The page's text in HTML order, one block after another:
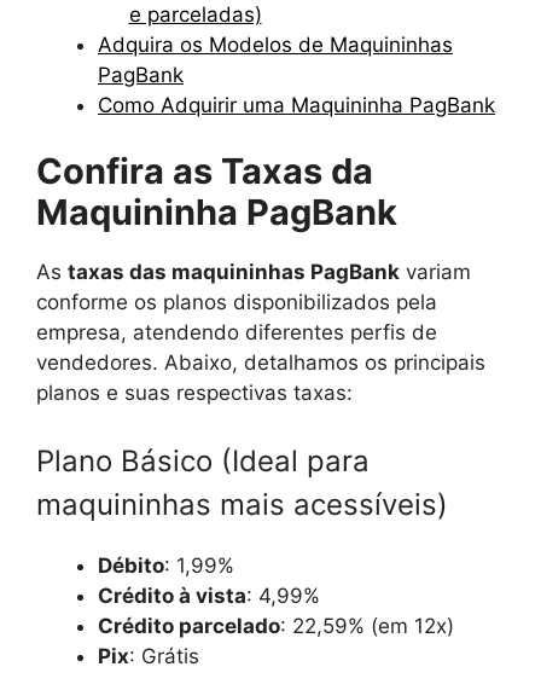
e parceladas)
Adquira os Modelos de Maquininhas
PagBank
Como Adquirir uma Maquininha PagBank
Confira as Taxas da
Maquininha PagBank
As taxas das maquininhas PagBank variam
conforme os planos disponibilizados pela
empresa, atendendo diferentes perfis de
vendedores. Abaixo, detalhamos os principais
planos e suas respectivas taxas:
Plano Básico (Ideal para
maquininhas mais acessíveis)
Débito: 1,99%
Crédito à vista: 4,99%
Crédito parcelado: 22,59% (em 12x)
Pix: Grátis